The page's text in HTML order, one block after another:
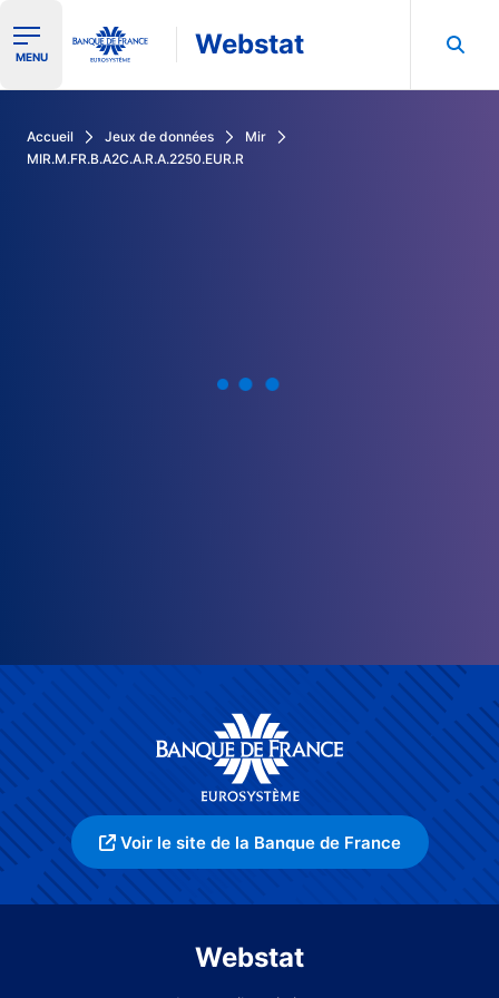
Ouvrir le menu de navigation
MENU Webstat
Accueil Jeux de données
Mir
MIR.M.FR.B.A2C.A.R.A.2250.EUR.R
Voir le site de la Banque de France
Webstat